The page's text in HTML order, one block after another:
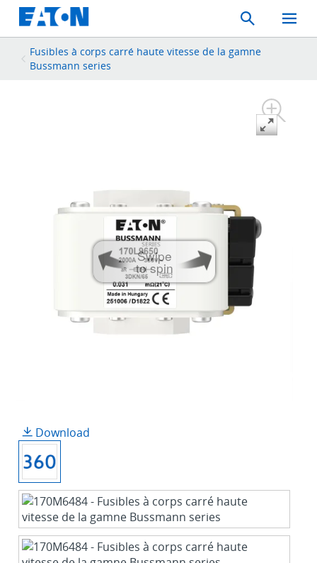
Search
Toggle
Mobile
Fusibles à corps carré haute vitesse de la gamne
Bussmann series
Swipe
to spin
Download